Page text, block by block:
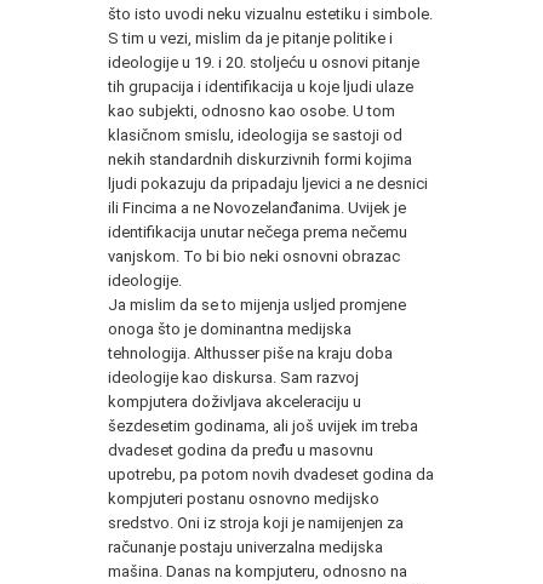
što isto uvodi neku vizualnu estetiku i simbole.
S tim u vezi, mislim da je pitanje politike i
ideologije u 19. i 20. stoljeću u osnovi pitanje
tih grupacija i identifikacija u koje ljudi ulaze
kao subjekti, odnosno kao osobe. U tom
klasičnom smislu, ideologija se sastoji od
nekih standardnih diskurzivnih formi kojima
ljudi pokazuju da pripadaju ljevici a ne desnici
ili Fincima a ne Novozelanđanima. Uvijek je
identifikacija unutar nečega prema nečemu
vanjskom. To bi bio neki osnovni obrazac
ideologije.
Ja mislim da se to mijenja usljed promjene
onoga što je dominantna medijska
tehnologija. Althusser piše na kraju doba
ideologije kao diskursa. Sam razvoj
kompjutera doživljava akceleraciju u
šezdesetim godinama, ali još uvijek im treba
dvadeset godina da pređu u masovnu
upotrebu, pa potom novih dvadeset godina da
kompjuteri postanu osnovno medijsko
sredstvo. Oni iz stroja koji je namijenjen za
računanje postaju univerzalna medijska
mašina. Danas na kompjuteru, odnosno na